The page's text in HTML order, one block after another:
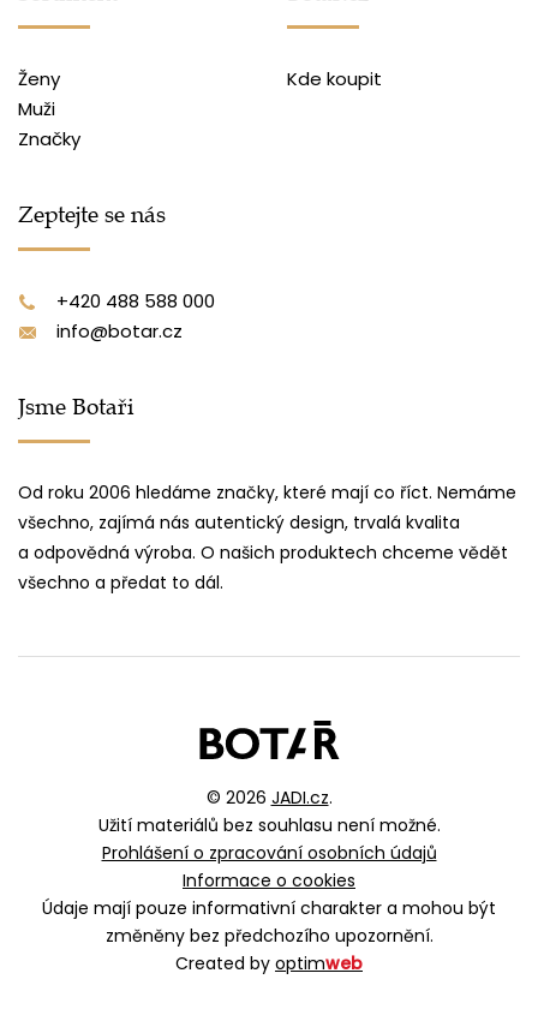
Ženy
Muži
Značky
Kde koupit
Zeptejte se nás
+420 488 588 000
info@botar.cz
Jsme Botaři
Od roku 2006 hledáme značky, které mají co říct. Nemáme
všechno, zajímá nás autentický design, trvalá kvalita
a odpovědná výroba. O našich produktech chceme vědět
všechno a předat to dál.
© 2026 JADI.cz.
Užití materiálů bez souhlasu není možné.
Prohlášení o zpracování osobních údajů
Informace o cookies
Údaje mají pouze informativní charakter a mohou být
změněny bez předchozího upozornění.
Created by optimweb